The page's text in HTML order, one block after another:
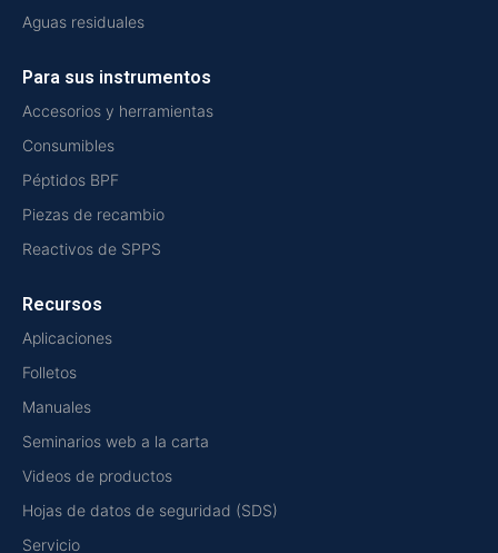
Aguas residuales
Para sus instrumentos
Accesorios y herramientas
Consumibles
Péptidos BPF
Piezas de recambio
Reactivos de SPPS
Recursos
Aplicaciones
Folletos
Manuales
Seminarios web a la carta
Videos de productos
Hojas de datos de seguridad (SDS)
Servicio